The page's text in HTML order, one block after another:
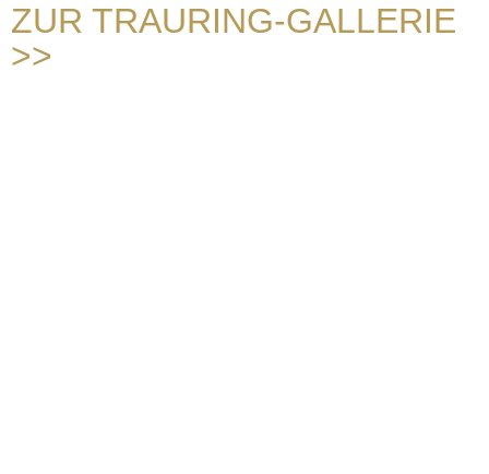
ZUR TRAURING-GALLERIE
>>